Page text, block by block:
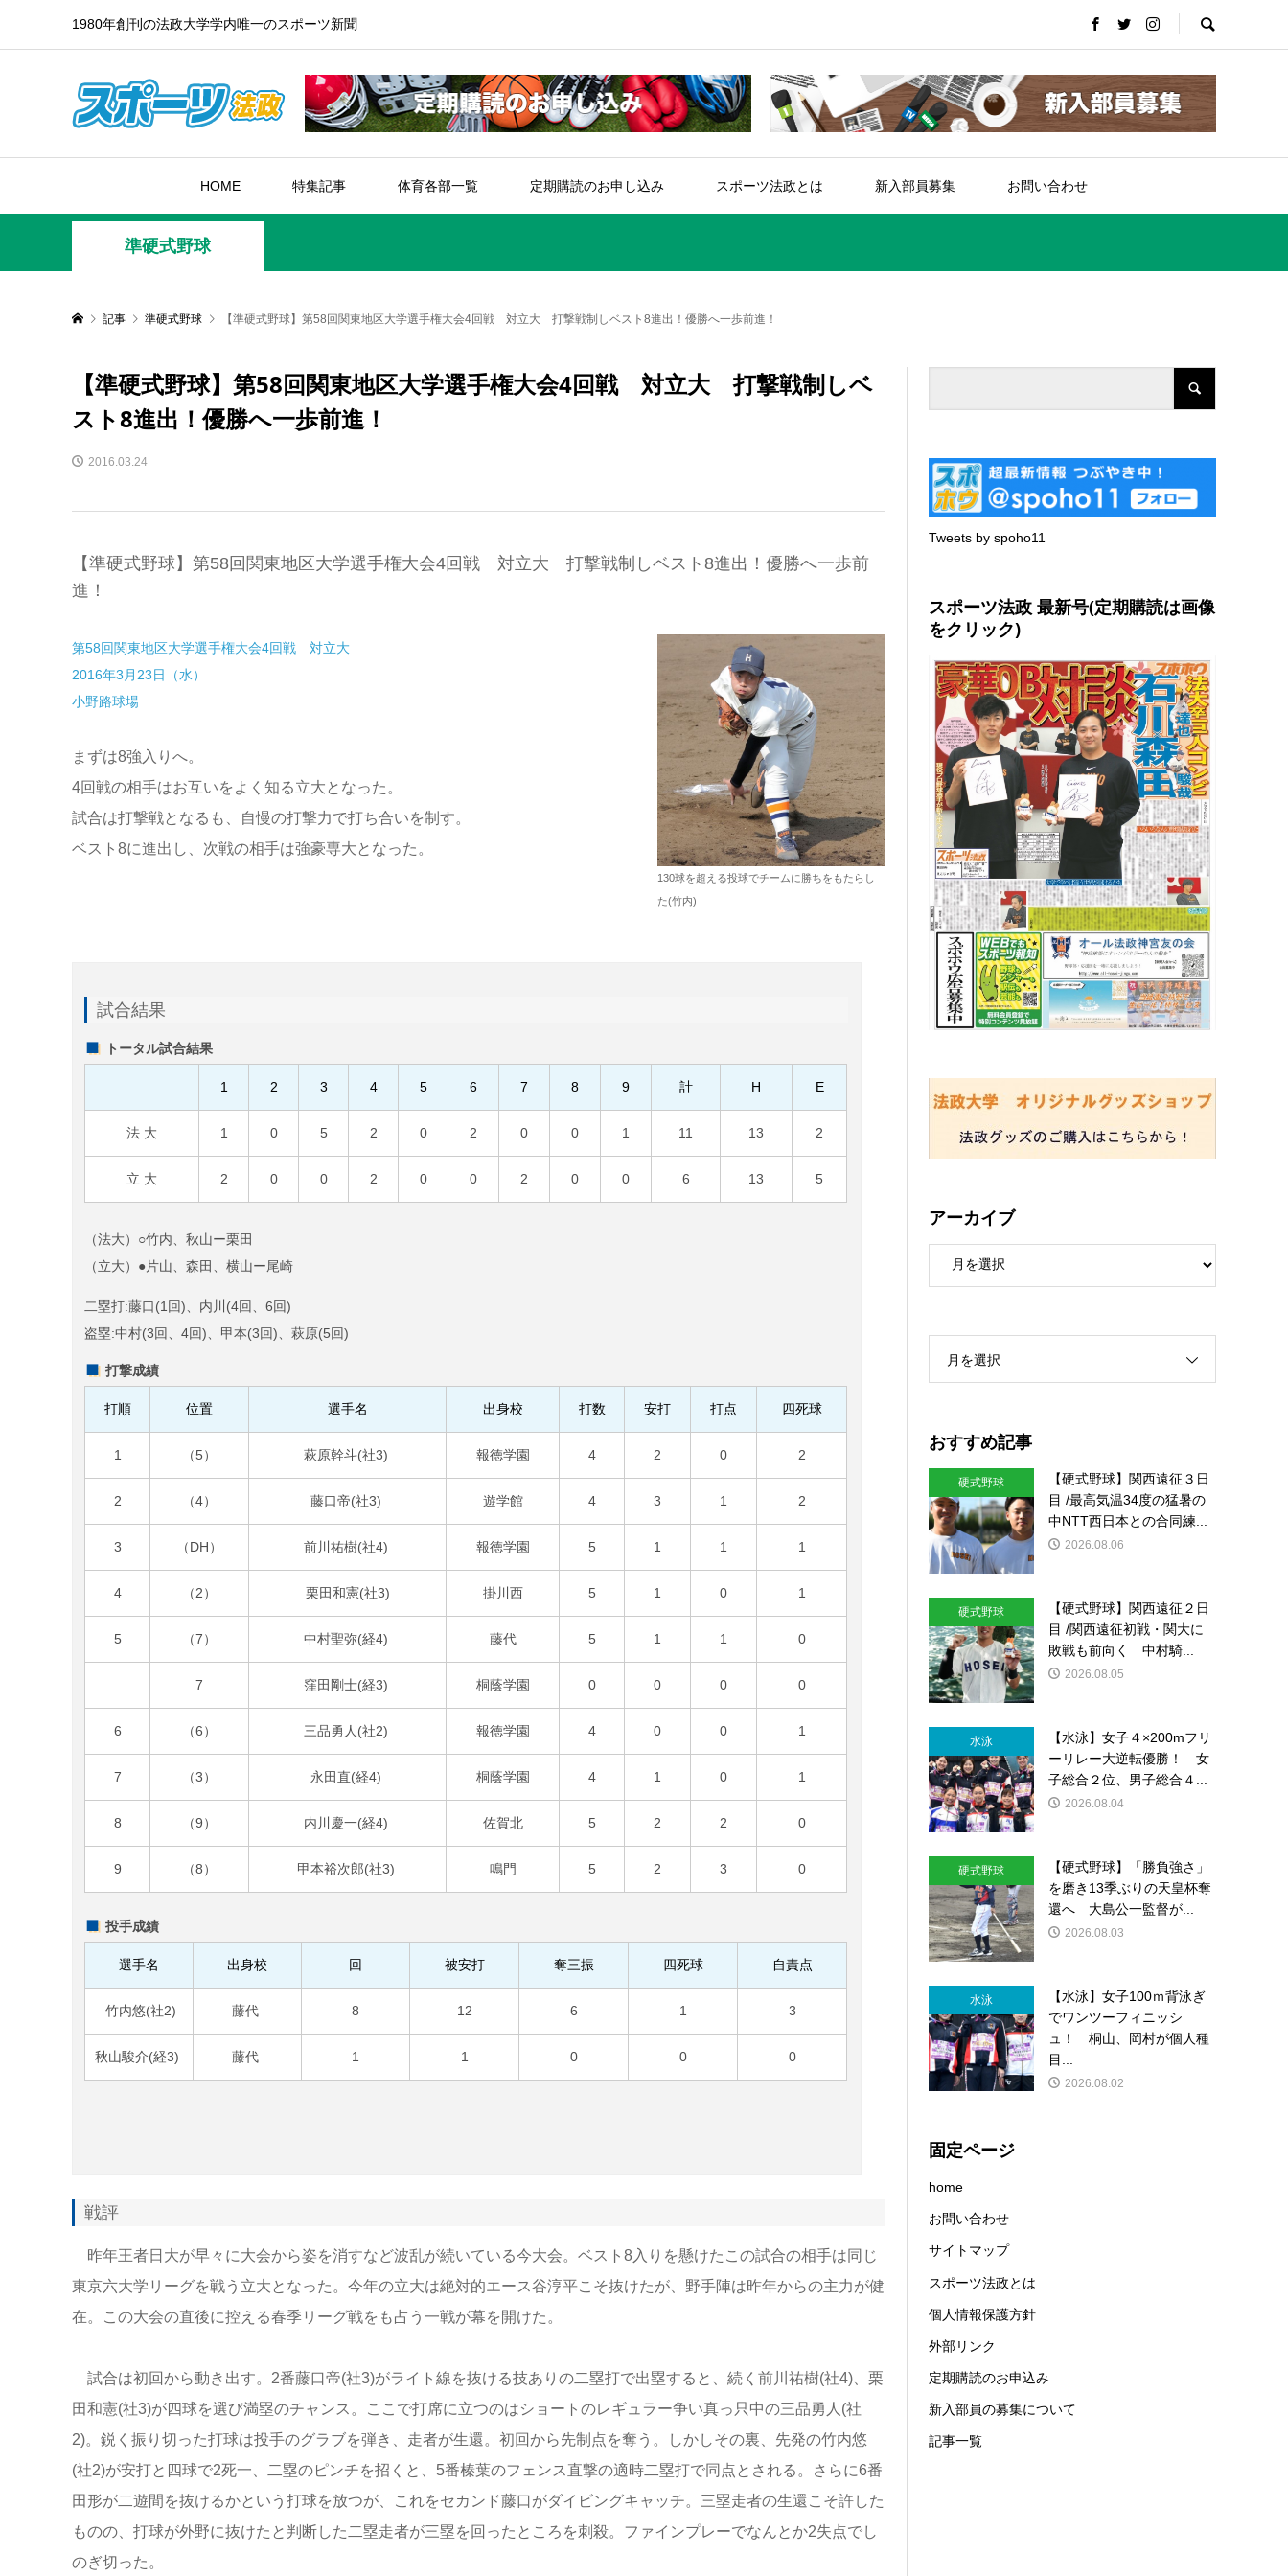
1980年創刊の法政大学学内唯一のスポーツ新聞
HOME 特集記事 体育各部一覧 定期購読のお申し込み スポーツ法政とは 新入部員募集 お問い合わせ
準硬式野球
記事 準硬式野球 【準硬式野球】第58回関東地区大学選手権大会4回戦 対立大 打撃戦制しベスト8進出！優勝へ一歩前進！
【準硬式野球】第58回関東地区大学選手権大会4回戦 対立大 打撃戦制しベ
スト8進出！優勝へ一歩前進！
2016.03.24
【準硬式野球】第58回関東地区大学選手権大会4回戦 対立大 打撃戦制しベスト8進出！優勝へ一歩前
進！
第58回関東地区大学選手権大会4回戦 対立大
2016年3月23日（水）
小野路球場
まずは8強入りへ。
4回戦の相手はお互いをよく知る立大となった。
試合は打撃戦となるも、自慢の打撃力で打ち合いを制す。
ベスト8に進出し、次戦の相手は強豪専大となった。
130球を超える投球でチームに勝ちをもたらし
た(竹内)
試合結果
トータル試合結果
1 2 3 4 5 6 7 8 9 計 H E
法 大 1 0 5 2 0 2 0 0 1 11 13 2
立 大 2 0 0 2 0 0 2 0 0 6 13 5
（法大）○竹内、秋山ー栗田
（立大）●片山、森田、横山ー尾崎
二塁打:藤口(1回)、内川(4回、6回)
盗塁:中村(3回、4回)、甲本(3回)、萩原(5回)
打撃成績
打順 位置 選手名 出身校 打数 安打 打点 四死球
1 （5） 萩原幹斗(社3) 報徳学園 4 2 0 2
2 （4） 藤口帝(社3) 遊学館 4 3 1 2
3 （DH） 前川祐樹(社4) 報徳学園 5 1 1 1
4 （2） 栗田和憲(社3) 掛川西 5 1 0 1
5 （7） 中村聖弥(経4) 藤代 5 1 1 0
7 窪田剛士(経3) 桐蔭学園 0 0 0 0
6 （6） 三品勇人(社2) 報徳学園 4 0 0 1
7 （3） 永田直(経4) 桐蔭学園 4 1 0 1
8 （9） 内川慶一(経4) 佐賀北 5 2 2 0
9 （8） 甲本裕次郎(社3) 鳴門 5 2 3 0
投手成績
選手名 出身校 回 被安打 奪三振 四死球 自責点
竹内悠(社2) 藤代 8 12 6 1 3
秋山駿介(経3) 藤代 1 1 0 0 0
戦評
昨年王者日大が早々に大会から姿を消すなど波乱が続いている今大会。ベスト8入りを懸けたこの試合の相手は同じ
東京六大学リーグを戦う立大となった。今年の立大は絶対的エース谷淳平こそ抜けたが、野手陣は昨年からの主力が健
在。この大会の直後に控える春季リーグ戦をも占う一戦が幕を開けた。
試合は初回から動き出す。2番藤口帝(社3)がライト線を抜ける技ありの二塁打で出塁すると、続く前川祐樹(社4)、栗
田和憲(社3)が四球を選び満塁のチャンス。ここで打席に立つのはショートのレギュラー争い真っ只中の三品勇人(社
2)。鋭く振り切った打球は投手のグラブを弾き、走者が生還。初回から先制点を奪う。しかしその裏、先発の竹内悠
(社2)が安打と四球で2死一、二塁のピンチを招くと、5番榛葉のフェンス直撃の適時二塁打で同点とされる。さらに6番
田形が二遊間を抜けるかという打球を放つが、これをセカンド藤口がダイビングキャッチ。三塁走者の生還こそ許した
ものの、打球が外野に抜けたと判断した二塁走者が三塁を回ったところを刺殺。ファインプレーでなんとか2失点でし
のぎ切った。
Tweets by spoho11
スポーツ法政 最新号(定期購読は画像
をクリック)
アーカイブ
月を選択
おすすめ記事
硬式野球
【硬式野球】関西遠征３日
目 /最高気温34度の猛暑の
中NTT西日本との合同練...
2026.08.06
硬式野球
【硬式野球】関西遠征２日
目 /関西遠征初戦・関大に
敗戦も前向く 中村騎...
2026.08.05
水泳
【水泳】女子４×200mフリ
ーリレー大逆転優勝！ 女
子総合２位、男子総合４...
2026.08.04
硬式野球
【硬式野球】「勝負強さ」
を磨き13季ぶりの天皇杯奪
還へ 大島公一監督が...
2026.08.03
水泳
【水泳】女子100ｍ背泳ぎ
でワンツーフィニッシ
ュ！ 桐山、岡村が個人種
目...
2026.08.02
固定ページ
home
お問い合わせ
サイトマップ
スポーツ法政とは
個人情報保護方針
外部リンク
定期購読のお申込み
新入部員の募集について
記事一覧